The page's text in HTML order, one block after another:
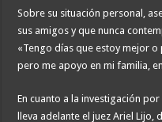
Sobre su situación personal,
sus amigos y que nunca
«Tengo días que estoy mejor
pero me apoyo en mi familia,
En cuanto a la investigación
lleva adelante el juez Ariel